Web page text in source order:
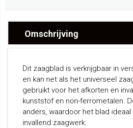
Omschrijving
Dit zaagblad is verkrijgbaar in
en kan net als het universeel
gebruikt voor het afkorten en
kunststof en non-ferrometalen.
anders, waardoor het blad
invallend zaagwerk.